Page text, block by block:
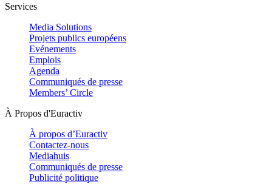
Services
Media Solutions
Projets publics européens
Evénements
Emplois
Agenda
Communiqués de presse
Members’ Circle
À Propos d'Euractiv
À propos d’Euractiv
Contactez-nous
Mediahuis
Communiqués de presse
Publicité politique